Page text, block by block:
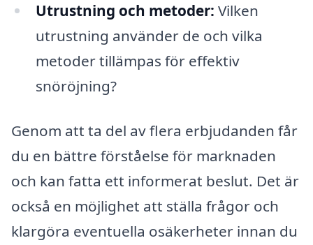
Utrustning och metoder: Vilken
utrustning använder de och vilka
metoder tillämpas för effektiv
snöröjning?
Genom att ta del av flera erbjudanden får
du en bättre förståelse för marknaden
och kan fatta ett informerat beslut. Det är
också en möjlighet att ställa frågor och
klargöra eventuella osäkerheter innan du